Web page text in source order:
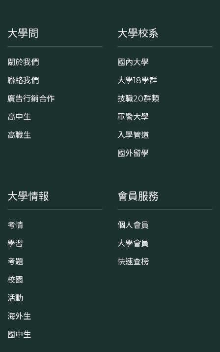
大學問
關於我們
聯絡我們
廣告行銷合作
高中生
高職生
大學校系
國內大學
大學18學群
技職20群類
軍警大學
入學管道
國外留學
大學情報
考情
學習
考題
校園
活動
海外生
國中生
會員服務
個人會員
大學會員
快速查榜